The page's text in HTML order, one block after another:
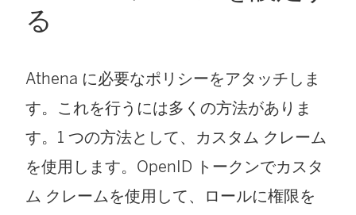
る
Athena に必要なポリシーをアタッチしま
す。これを行うには多くの方法がありま
す。1 つの方法として、カスタム クレーム
を使用します。OpenID トークンでカスタ
ム クレームを使用して、ロールに権限を